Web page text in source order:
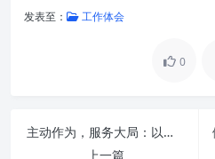
发表至： 工作体会
0
主动作为，服务大局：以信息化赋能办公厅工作现代化新篇章
上一篇
提升站